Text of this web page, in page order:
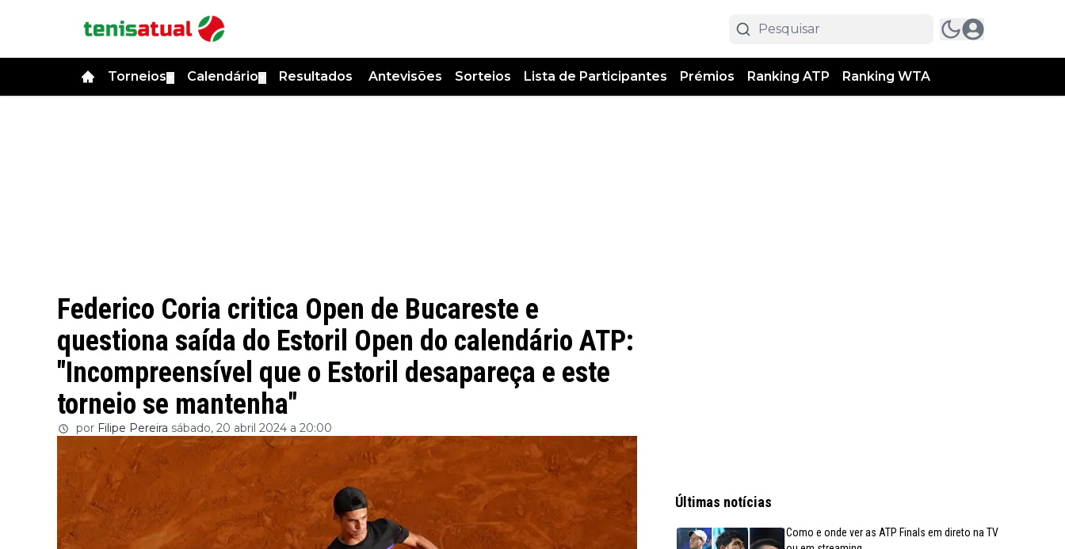
Torneios Calendário Resultados Antevisões Sorteios Lista de Participantes Prémios Ranking ATP Ranking WTA
Federico Coria critica Open de Bucareste e
questiona saída do Estoril Open do calendário ATP:
"Incompreensível que o Estoril desapareça e este
torneio se mantenha"
por Filipe Pereira sábado, 20 abril 2024 a 20:00
Últimas notícias
Como e onde ver as ATP Finals em direto na TV